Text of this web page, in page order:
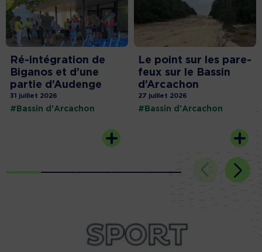
Ré-intégration de
Biganos et d’une
partie d’Audenge
31 juillet 2026
#Bassin d'Arcachon
Le point sur les pare-
feux sur le Bassin
d’Arcachon
27 juillet 2026
#Bassin d'Arcachon